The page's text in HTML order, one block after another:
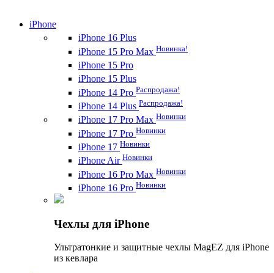
iPhone
iPhone 16 Plus
iPhone 15 Pro Max Новинка!
iPhone 15 Pro
iPhone 15 Plus
iPhone 14 Pro Распродажа!
iPhone 14 Plus Распродажа!
iPhone 17 Pro Max Новинки
iPhone 17 Pro Новинки
iPhone 17 Новинки
iPhone Air Новинки
iPhone 16 Pro Max Новинки
iPhone 16 Pro Новинки
Чехлы для iPhone
Ультратонкие и защитные чехлы MagEZ для iPhone
из кевлара